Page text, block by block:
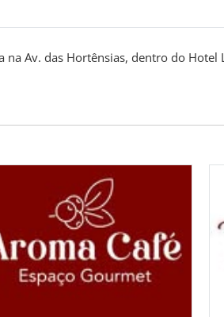
na Av. das Hortênsias, dentro do